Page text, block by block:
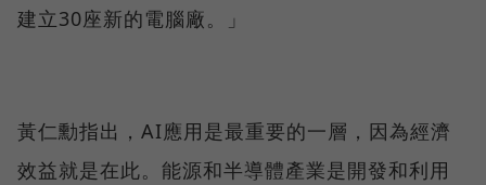
建立30座新的電腦廠。」
黃仁勳指出，AI應用是最重要的一層，因為經濟
效益就是在此。能源和半導體產業是開發和利用